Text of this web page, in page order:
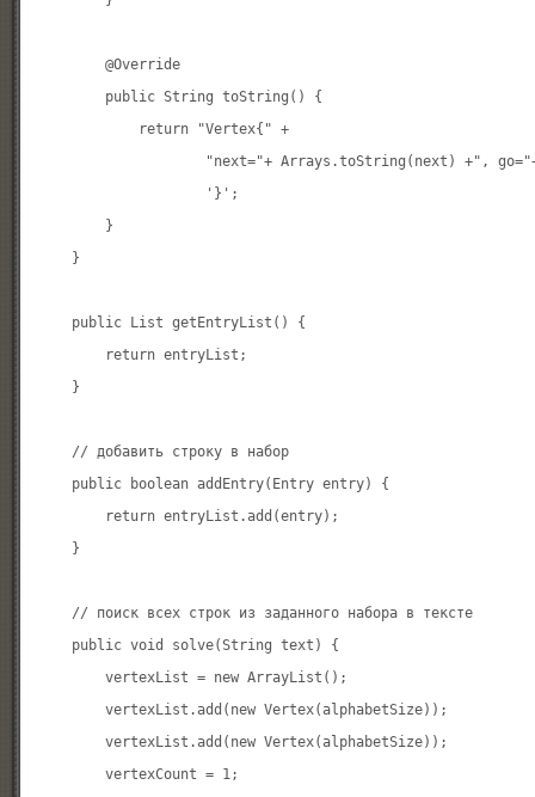
        @Override
        public String toString() {
            return "Vertex{" +
"next="+ Arrays.toString(next) +",
                    '}';
        }
    }
    public List
getEntryList() {
        return entryList;
    }
    // добавить строку в набор
    public boolean addEntry(Entry entry) {
        return entryList.add(entry);
    }
    // поиск всех строк из заданного набора в тексте
    public void solve(String text) {
        vertexList = new ArrayList();
        vertexList.add(new Vertex(alphabetSize));
        vertexList.add(new Vertex(alphabetSize));
        vertexCount = 1;